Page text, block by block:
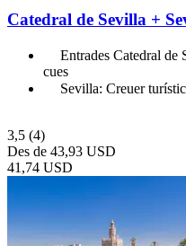
Catedral de Sevilla +
Entrades Catedral de
cues
Sevilla: Creuer
3,5 (4)
Des de 43,93 USD
41,74 USD